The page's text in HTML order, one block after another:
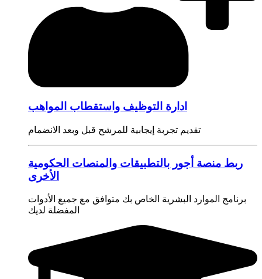
ادارة التوظيف واستقطاب المواهب
تقديم تجربة إيجابية للمرشح قبل وبعد الانضمام
ربط منصة أجور بالتطبيقات والمنصات الحكومية
الأخرى
برنامج الموارد البشرية الخاص بك متوافق مع جميع الأدوات
المفضلة لديك